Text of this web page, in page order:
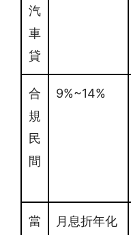
汽
車
貸
合
規
民
間
9%~14%
當
月息折年化